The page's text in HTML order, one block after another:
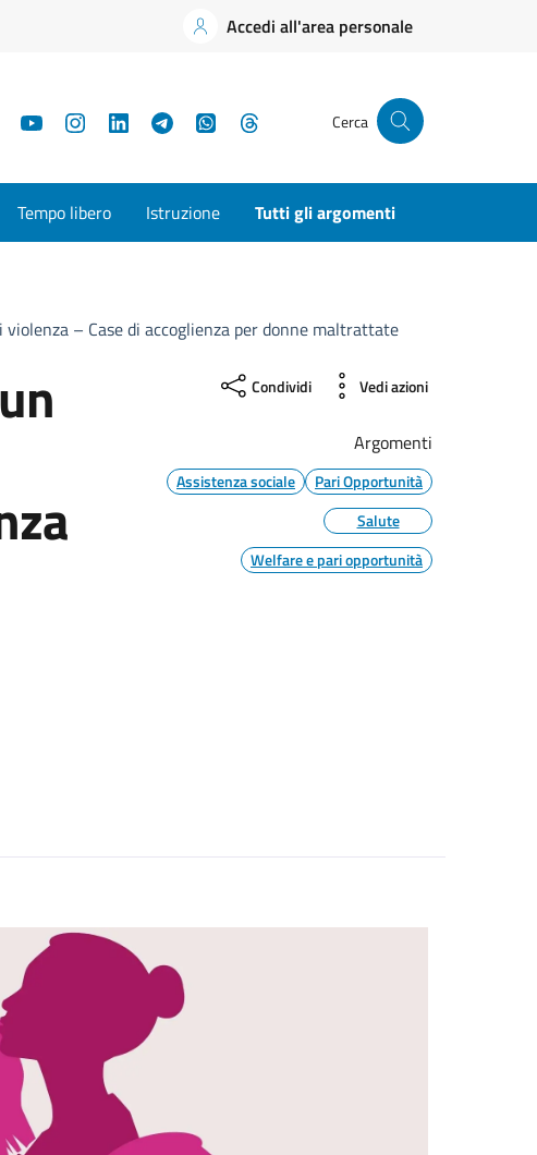
Accedi all'area personale
YouTubeInstagramLinkedInTelegramWhatsApp Cerca
Tempo libero Istruzione Tutti gli argomenti
– Case di accoglienza per donne maltrattate
Condividi Vedi azioni
Argomenti
Assistenza sociale
Pari Opportunità
Salute
Welfare e pari opportunità